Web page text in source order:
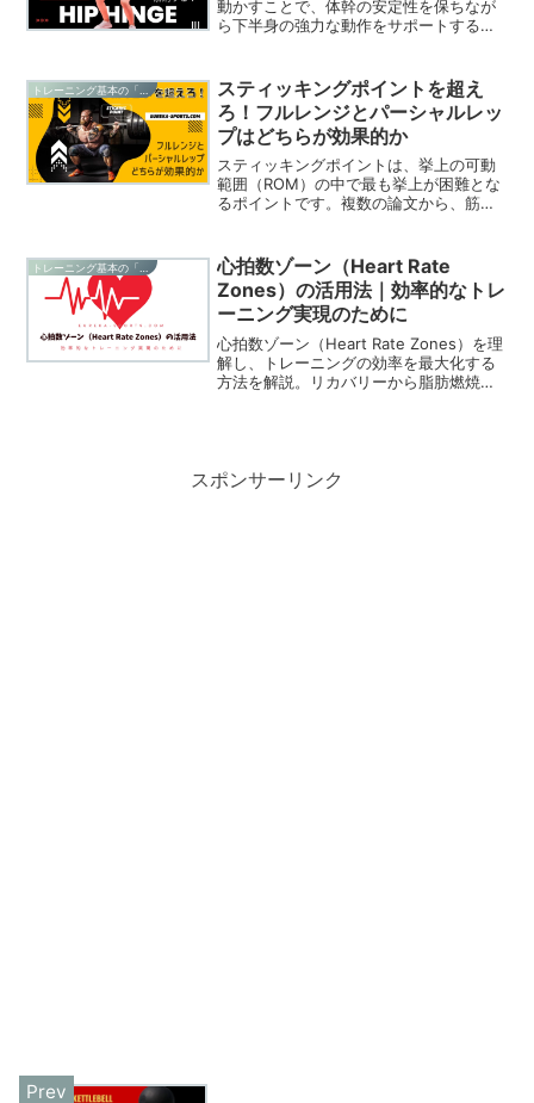
手順を紹介しています。
動かすことで、体幹の安定性を保ちなが
ら下半身の強力な動作をサポートする動
痛、腰痛軽減にも効果的です。初心者向
けの練習方法も紹介しています。
スティッキングポイントを超え
ろ！フルレンジとパーシャルレッ
プはどちらが効果的か
スティッキングポイントは、挙上の可動
範囲（ROM）の中で最も挙上が困難とな
るポイントです。複数の論文から、筋肥
トレーニング効果が大きいことがわかっ
ています。スティッキングポイントによ
り、トレーニングの安全性や効果が保証
されているといっても過言ではありませ
ん。
トレーニング基本の「き」
心拍数ゾーン（Heart Rate
Zones）の活用法｜効率的なトレ
ーニング実現のために
心拍数ゾーン（Heart Rate Zones）を理
解し、トレーニングの効率を最大化する
方法を解説。リカバリーから脂肪燃焼、
ダイエットに効果的なトレーニングを目
スポンサーリンク